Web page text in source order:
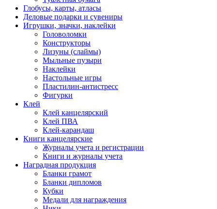
Глобусы, карты, атласы
Деловые подарки и сувениры
Игрушки, значки, наклейки
Головоломки
Конструкторы
Лизуны (слаймы)
Мыльные пузыри
Наклейки
Настольные игры
Пластилин-антистресс
Фигурки
Клей
Клей канцелярский
Клей ПВА
Клей-карандаш
Книги канцелярские
Журналы учета и регистрации
Книги и журналы учета
Наградная продукция
Бланки грамот
Бланки дипломов
Кубки
Медали для награждения